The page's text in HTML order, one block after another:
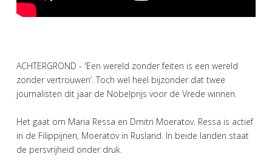
ACHTERGROND - 'Een wereld zonder feiten is een wereld
zonder vertrouwen’. Toch wel heel bijzonder dat twee
journalisten dit jaar de Nobelprijs voor de Vrede winnen.
Het gaat om Maria Ressa en Dmitri Moeratov. Ressa is actief
in de Filippijnen, Moeratov in Rusland. In beide landen staat
de persvrijheid onder druk.